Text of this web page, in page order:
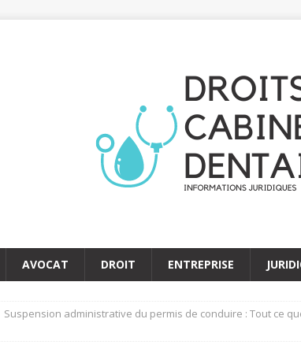
AVOCAT DROIT ENTREPRISE
Suspension administrative du permis de conduire : Tout ce